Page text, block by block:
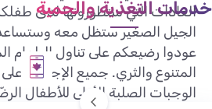
خدمات التغذية والحمية
العادات التي ستطورونها لدى
الجيل الصغير ستظل معه
عودوا رضيعكم على تناول الطعام
المتنوع والثري. جميع الإجابات
الوجبات الصلبة الأولى للأطفال